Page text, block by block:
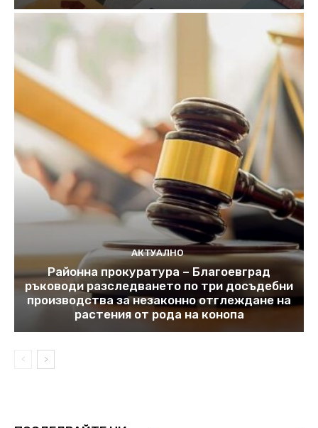
АКТУАЛНО
Районна прокуратура – Благоевград
ръководи разследването по три досъдебни
производства за незаконно отглеждане на
растения от рода на конопа